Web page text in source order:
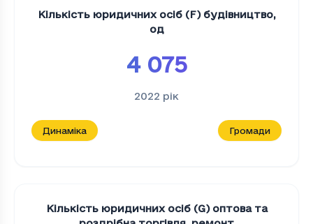
Кількість юридичних осіб (F) будівництво,
од
4 075
2022 рік
Динаміка Громади
Кількість юридичних осіб (G) оптова та